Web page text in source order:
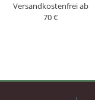
Versandkostenfrei ab
70 €